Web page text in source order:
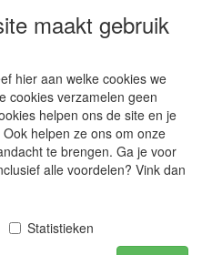
maakt gebruik
hier aan welke cookies we
cookies verzamelen geen
helpen ons de site en je
helpen ze ons om onze
te brengen. Ga je voor
alle voordelen? Vink dan
Statistieken